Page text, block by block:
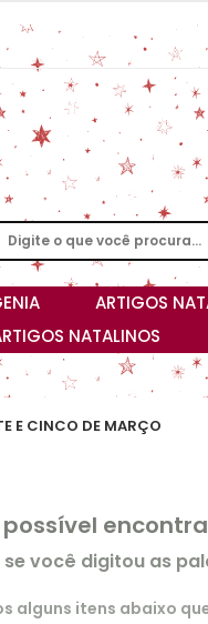
ARTIGOS
NATALINOS
E CINCO DE MARÇO
possível
se você digitou as
alguns itens abaixo